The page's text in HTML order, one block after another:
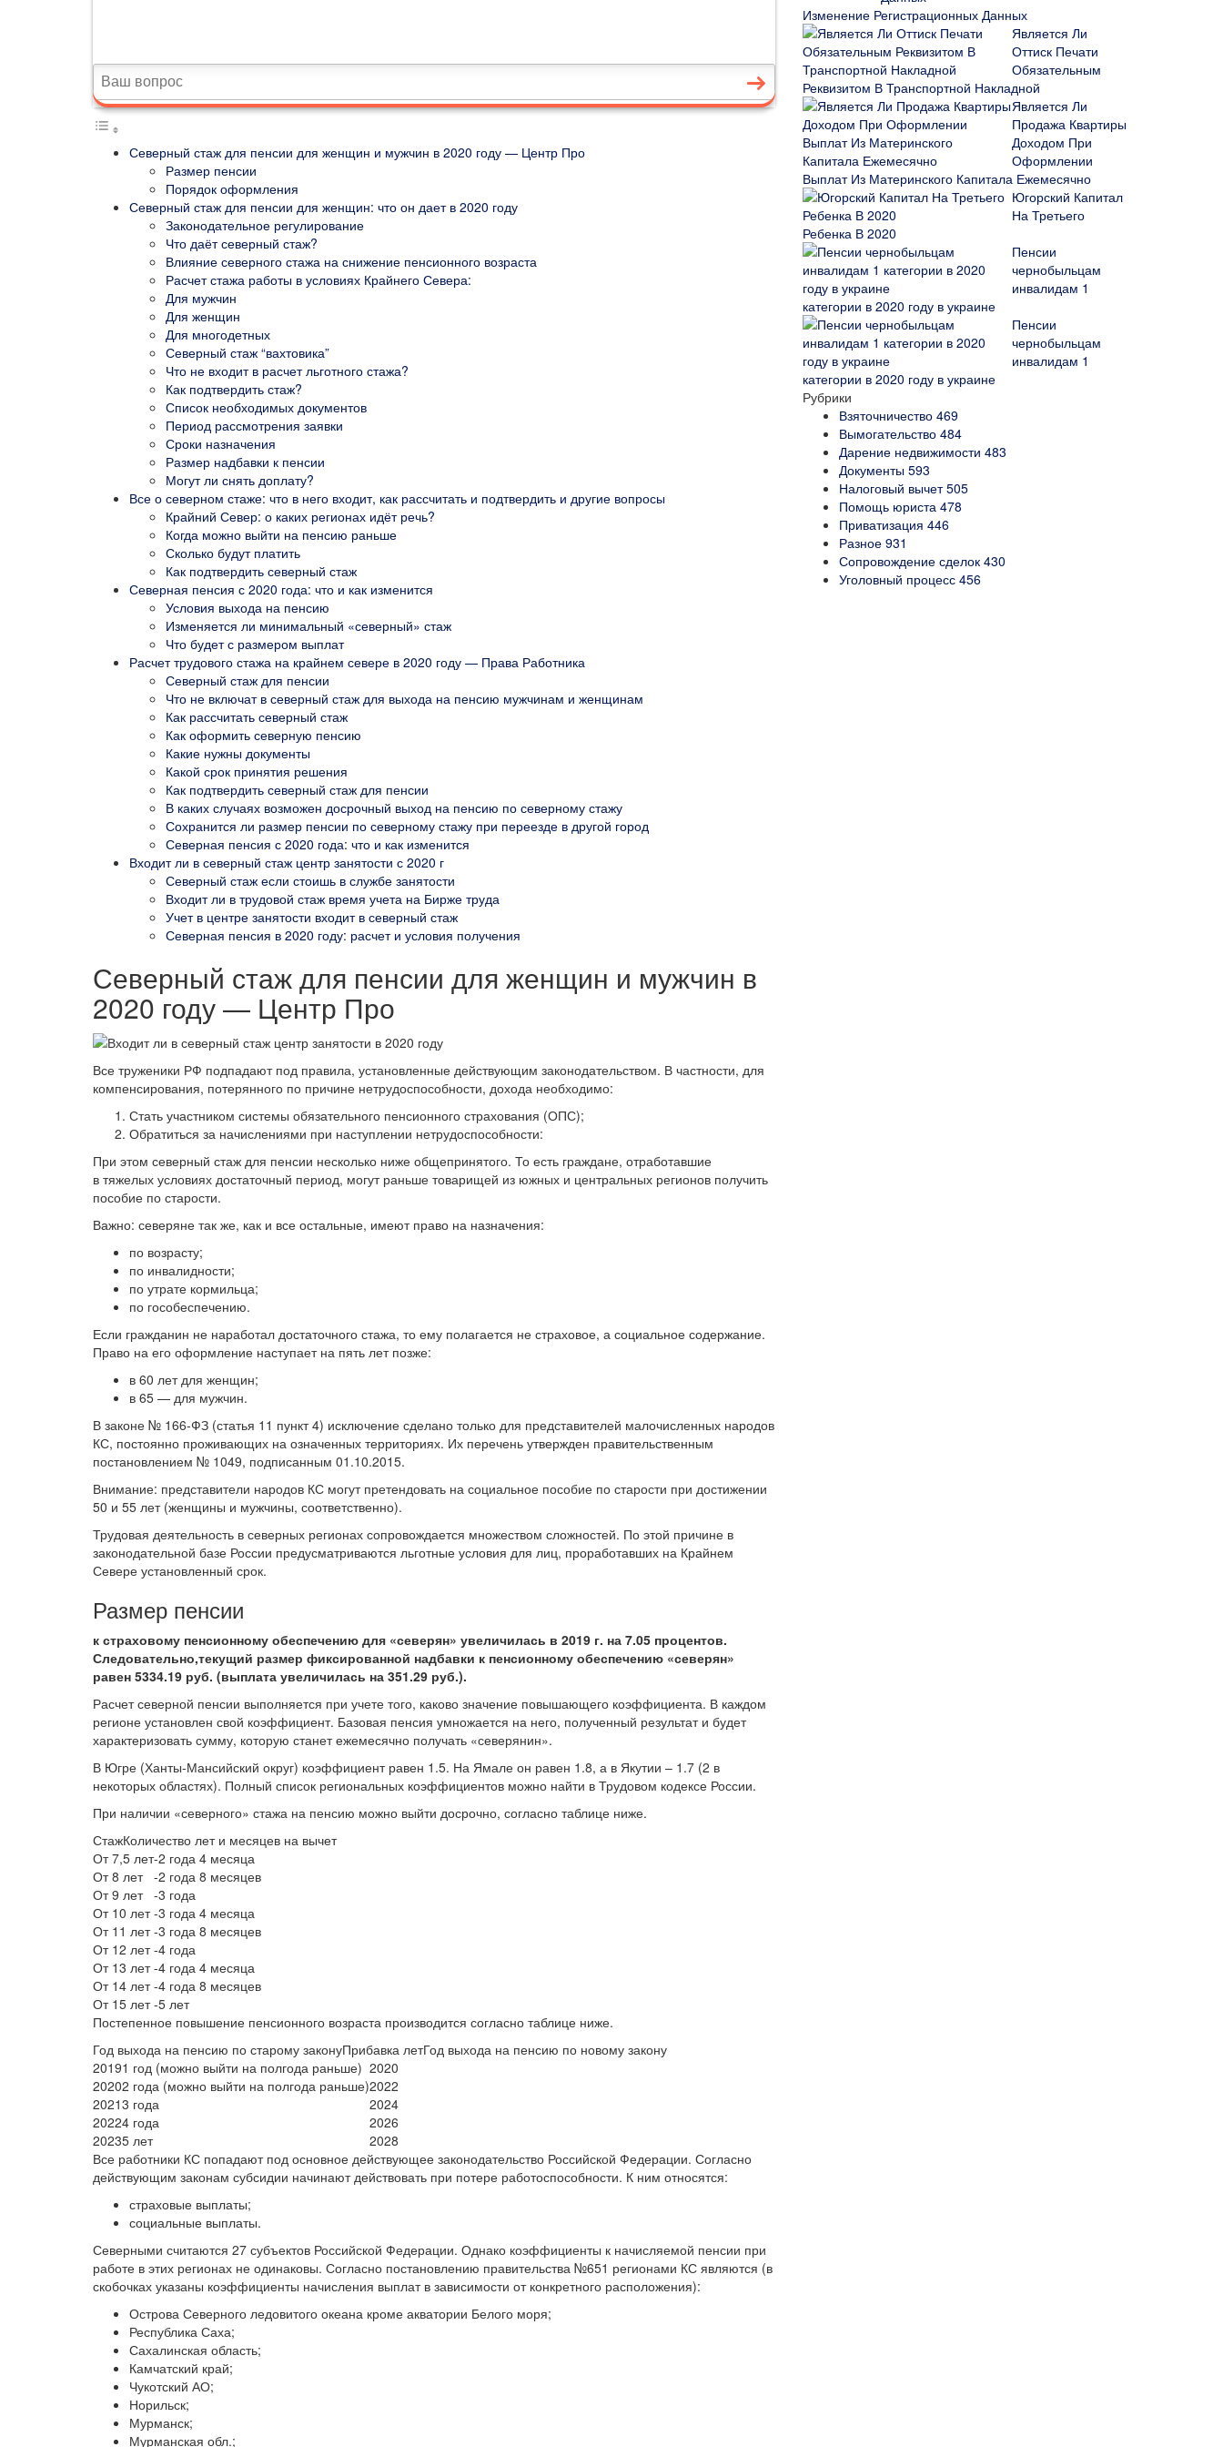
Северный стаж для пенсии для женщин и мужчин в 2020 году — Центр Про
Размер пенсии
Порядок оформления
Северный стаж для пенсии для женщин: что он дает в 2020 году
Законодательное регулирование
Что даёт северный стаж?
Влияние северного стажа на снижение пенсионного возраста
Расчет стажа работы в условиях Крайнего Севера:
Для мужчин
Для женщин
Для многодетных
Северный стаж “вахтовика”
Что не входит в расчет льготного стажа?
Как подтвердить стаж?
Список необходимых документов
Период рассмотрения заявки
Сроки назначения
Размер надбавки к пенсии
Могут ли снять доплату?
Все о северном стаже: что в него входит, как рассчитать и подтвердить и другие вопросы
Крайний Север: о каких регионах идёт речь?
Когда можно выйти на пенсию раньше
Сколько будут платить
Как подтвердить северный стаж
Северная пенсия с 2020 года: что и как изменится
Условия выхода на пенсию
Изменяется ли минимальный «северный» стаж
Что будет с размером выплат
Расчет трудового стажа на крайнем севере в 2020 году — Права Работника
Северный стаж для пенсии
Что не включат в северный стаж для выхода на пенсию мужчинам и женщинам
Как рассчитать северный стаж
Как оформить северную пенсию
Какие нужны документы
Какой срок принятия решения
Как подтвердить северный стаж для пенсии
В каких случаях возможен досрочный выход на пенсию по северному стажу
Сохранится ли размер пенсии по северному стажу при переезде в другой город
Северная пенсия с 2020 года: что и как изменится
Входит ли в северный стаж центр занятости с 2020 г
Северный стаж если стоишь в службе занятости
Входит ли в трудовой стаж время учета на Бирже труда
Учет в центре занятости входит в северный стаж
Северная пенсия в 2020 году: расчет и условия получения
Северный стаж для пенсии для женщин и мужчин в
2020 году — Центр Про
Все труженики РФ подпадают под правила, установленные действующим законодательством. В частности, для
компенсирования, потерянного по причине нетрудоспособности, дохода необходимо:
Стать участником системы обязательного пенсионного страхования (ОПС);
Обратиться за начислениями при наступлении нетрудоспособности:
При этом северный стаж для пенсии несколько ниже общепринятого. То есть граждане, отработавшие
в тяжелых условиях достаточный период, могут раньше товарищей из южных и центральных регионов получить
пособие по старости.
Важно: северяне так же, как и все остальные, имеют право на назначения:
по возрасту;
по инвалидности;
по утрате кормильца;
по гособеспечению.
Если гражданин не наработал достаточного стажа, то ему полагается не страховое, а социальное содержание.
Право на его оформление наступает на пять лет позже:
в 60 лет для женщин;
в 65 — для мужчин.
В законе № 166-ФЗ (статья 11 пункт 4) исключение сделано только для представителей малочисленных народов
КС, постоянно проживающих на означенных территориях. Их перечень утвержден правительственным
постановлением № 1049, подписанным 01.10.2015.
Внимание: представители народов КС могут претендовать на социальное пособие по старости при достижении
50 и 55 лет (женщины и мужчины, соответственно).
Трудовая деятельность в северных регионах сопровождается множеством сложностей. По этой причине в
законодательной базе России предусматриваются льготные условия для лиц, проработавших на Крайнем
Севере установленный срок.
Размер пенсии
к страховому пенсионному обеспечению для «северян» увеличилась в 2019 г. на 7.05 процентов.
Следовательно,текущий размер фиксированной надбавки к пенсионному обеспечению «северян»
равен 5334.19 руб. (выплата увеличилась на 351.29 руб.).
Расчет северной пенсии выполняется при учете того, каково значение повышающего коэффициента. В каждом
регионе установлен свой коэффициент. Базовая пенсия умножается на него, полученный результат и будет
характеризовать сумму, которую станет ежемесячно получать «северянин».
В Югре (Ханты-Мансийский округ) коэффициент равен 1.5. На Ямале он равен 1.8, а в Якутии – 1.7 (2 в
некоторых областях). Полный список региональных коэффициентов можно найти в Трудовом кодексе России.
При наличии «северного» стажа на пенсию можно выйти досрочно, согласно таблице ниже.
СтажКоличество лет и месяцев на вычет
От 7,5 лет-2 года 4 месяца
От 8 лет -2 года 8 месяцев
От 9 лет -3 года
От 10 лет -3 года 4 месяца
От 11 лет -3 года 8 месяцев
От 12 лет -4 года
От 13 лет -4 года 4 месяца
От 14 лет -4 года 8 месяцев
От 15 лет -5 лет
Постепенное повышение пенсионного возраста производится согласно таблице ниже.
Год выхода на пенсию по старому законуПрибавка летГод выхода на пенсию по новому закону
20191 год (можно выйти на полгода раньше) 2020
20202 года (можно выйти на полгода раньше)2022
20213 года
2024
20224 года
2026
20235 лет
2028
Все работники КС попадают под основное действующее законодательство Российской Федерации. Согласно
действующим законам субсидии начинают действовать при потере работоспособности. К ним относятся:
страховые выплаты;
социальные выплаты.
Северными считаются 27 субъектов Российской Федерации. Однако коэффициенты к начисляемой пенсии при
работе в этих регионах не одинаковы. Согласно постановлению правительства №651 регионами КС являются (в
скобочках указаны коэффициенты начисления выплат в зависимости от конкретного расположения):
Острова Северного ледовитого океана кроме акватории Белого моря;
Республика Саха;
Сахалинская область;
Камчатский край;
Чукотский АО;
Норильск;
Мурманск;
Мурманская обл.;
Изменение Регистрационных Данных
Является Ли
Оттиск Печати
Обязательным
Реквизитом В Транспортной Накладной
Является Ли
Продажа Квартиры
Доходом При
Оформлении
Выплат Из Материнского Капитала Ежемесячно
Югорский Капитал
На Третьего
Ребенка В 2020
Пенсии
чернобыльцам
инвалидам 1
категории в 2020 году в украине
Пенсии
чернобыльцам
инвалидам 1
категории в 2020 году в украине
Рубрики
Взяточничество 469
Вымогательство 484
Дарение недвижимости 483
Документы 593
Налоговый вычет505
Помощь юриста 478
Приватизация 446
Разное 931
Сопровождение сделок 430
Уголовный процесс 456